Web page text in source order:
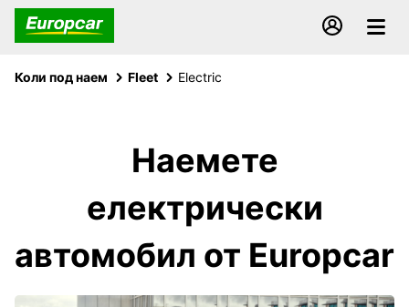
Коли под наем Fleet Electric
Наемeте
електрически
автомобил от Europcar